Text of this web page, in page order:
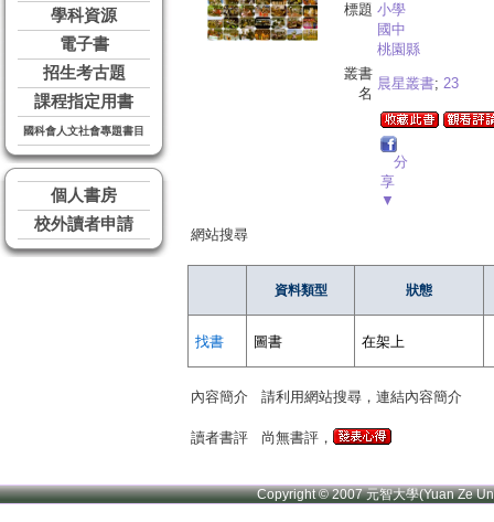
學科資源
電子書
招生考古題
課程指定用書
國科會人文社會專題書目
個人書房
校外讀者申請
標題 小學
國中
桃園縣
叢書
名
晨星叢書; 23
分
享
▼
網站搜尋
資料類型 狀態
找書 圖書 在架上
內容簡介 請利用網站搜尋，連結內容簡介
讀者書評 尚無書評，
Copyright © 2007 元智大學(Yuan Ze